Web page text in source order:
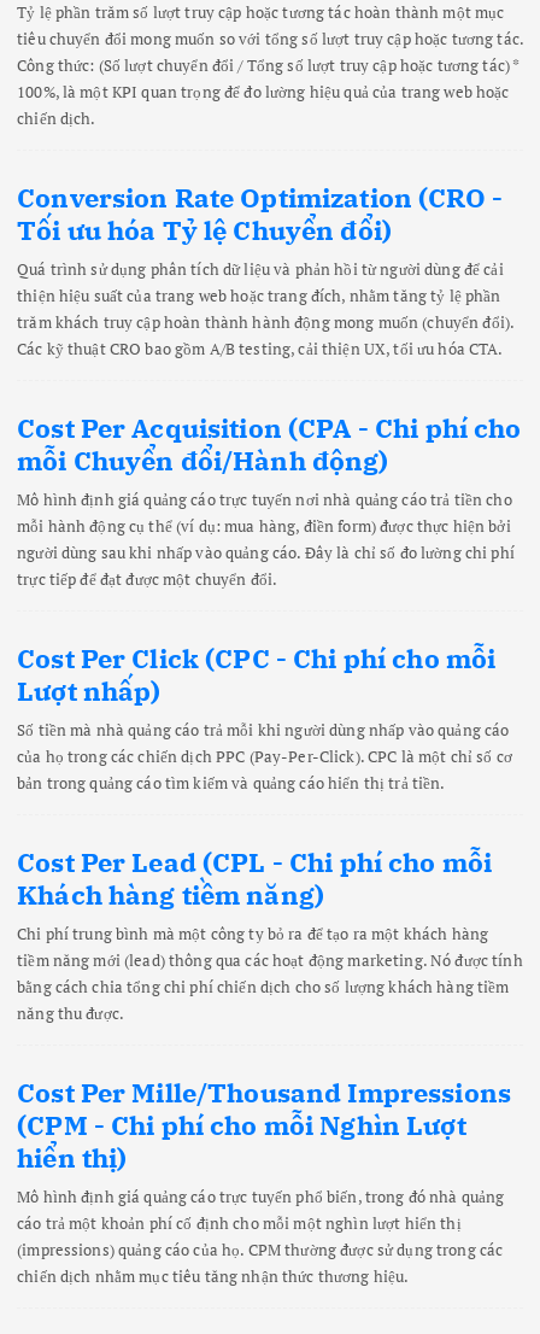
Tỷ lệ phần trăm số lượt truy cập hoặc tương tác hoàn thành một mục
tiêu chuyển đổi mong muốn so với tổng số lượt truy cập hoặc tương tác.
Công thức: (Số lượt chuyển đổi / Tổng số lượt truy cập hoặc tương tác) *
100%, là một KPI quan trọng để đo lường hiệu quả của trang web hoặc
chiến dịch.
Conversion Rate Optimization (CRO -
Tối ưu hóa Tỷ lệ Chuyển đổi)
Quá trình sử dụng phân tích dữ liệu và phản hồi từ người dùng để cải
thiện hiệu suất của trang web hoặc trang đích, nhằm tăng tỷ lệ phần
trăm khách truy cập hoàn thành hành động mong muốn (chuyển đổi).
Các kỹ thuật CRO bao gồm A/B testing, cải thiện UX, tối ưu hóa CTA.
Cost Per Acquisition (CPA - Chi phí cho
mỗi Chuyển đổi/Hành động)
Mô hình định giá quảng cáo trực tuyến nơi nhà quảng cáo trả tiền cho
mỗi hành động cụ thể (ví dụ: mua hàng, điền form) được thực hiện bởi
người dùng sau khi nhấp vào quảng cáo. Đây là chỉ số đo lường chi phí
trực tiếp để đạt được một chuyển đổi.
Cost Per Click (CPC - Chi phí cho mỗi
Lượt nhấp)
Số tiền mà nhà quảng cáo trả mỗi khi người dùng nhấp vào quảng cáo
của họ trong các chiến dịch PPC (Pay-Per-Click). CPC là một chỉ số cơ
bản trong quảng cáo tìm kiếm và quảng cáo hiển thị trả tiền.
Cost Per Lead (CPL - Chi phí cho mỗi
Khách hàng tiềm năng)
Chi phí trung bình mà một công ty bỏ ra để tạo ra một khách hàng
tiềm năng mới (lead) thông qua các hoạt động marketing. Nó được tính
bằng cách chia tổng chi phí chiến dịch cho số lượng khách hàng tiềm
năng thu được.
Cost Per Mille/Thousand Impressions
(CPM - Chi phí cho mỗi Nghìn Lượt
hiển thị)
Mô hình định giá quảng cáo trực tuyến phổ biến, trong đó nhà quảng
cáo trả một khoản phí cố định cho mỗi một nghìn lượt hiển thị
(impressions) quảng cáo của họ. CPM thường được sử dụng trong các
chiến dịch nhằm mục tiêu tăng nhận thức thương hiệu.